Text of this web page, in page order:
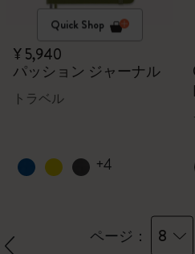
Quick Shop
¥ 5,940
パッション ジャーナル
トラベル
+4
ページ： 8